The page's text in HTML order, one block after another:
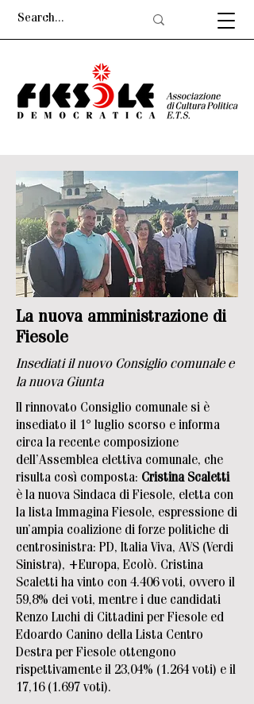
La nuova amministrazione di
Fiesole
Insediati il nuovo Consiglio comunale e
la nuova Giunta
Il rinnovato Consiglio comunale si è
insediato il 1° luglio scorso e informa
circa la recente composizione
dell’Assemblea elettiva comunale, che
risulta così composta: Cristina Scaletti
è la nuova Sindaca di Fiesole, eletta con
la lista Immagina Fiesole, espressione di
un’ampia coalizione di forze politiche di
centrosinistra: PD, Italia Viva, AVS (Verdi
Sinistra), +Europa, Ecolò. Cristina
Scaletti ha vinto con 4.406 voti, ovvero il
59,8% dei voti, mentre i due candidati
Renzo Luchi di Cittadini per Fiesole ed
Edoardo Canino della Lista Centro
Destra per Fiesole ottengono
rispettivamente il 23,04% (1.264 voti) e il
17,16 (1.697 voti).